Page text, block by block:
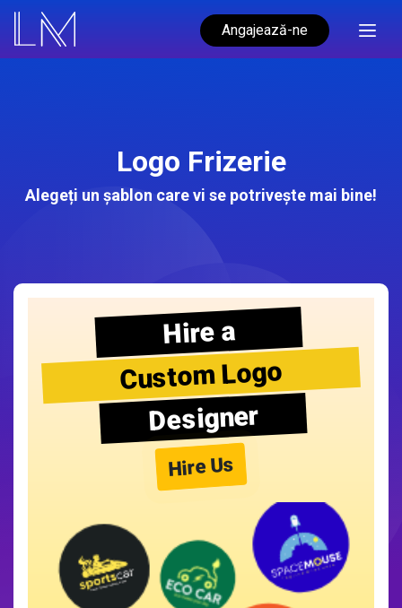
Angajează-ne
Logo Frizerie
Alegeți un șablon care vi se potrivește mai bine!
Hire a
Custom Logo
Designer
Hire Us